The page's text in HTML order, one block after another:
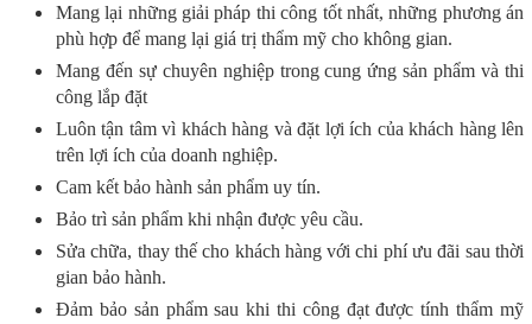
Mang lại những giải pháp thi công tốt nhất, những phương án
phù hợp để mang lại giá trị thẩm mỹ cho không gian.
Mang đến sự chuyên nghiệp trong cung ứng sản phẩm và thi
công lắp đặt
Luôn tận tâm vì khách hàng và đặt lợi ích của khách hàng lên
trên lợi ích của doanh nghiệp.
Cam kết bảo hành sản phẩm uy tín.
Bảo trì sản phẩm khi nhận được yêu cầu.
Sửa chữa, thay thế cho khách hàng với chi phí ưu đãi sau thời
gian bảo hành.
Đảm bảo sản phẩm sau khi thi công đạt được tính thẩm mỹ